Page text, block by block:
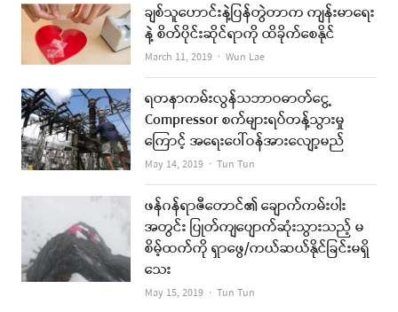
ချစ်သူဟောင်းနဲ့ပြန်တွဲတာက ကျန်းမာရေး
နဲ့ စိတ်ပိုင်းဆိုင်ရာကို ထိခိုက်စေနိုင်
March 11, 2019 Author
Wun Lae
ရတနာကမ်းလွန်သဘာဝဓာတ်ငွေ့
Compressor စက်များရပ်တန့်သွားမှု
ကြောင့် အရေးပေါ်ဝန်အားလျော့မည်
May 14, 2019 Author
Tun Tun
ဖန်ဂန်ရာဇီတောင်၏ ချောက်ကမ်းပါး
အတွင်း ပြုတ်ကျပျောက်ဆုံးသွားသည့် မ
စိမ့်ထက်ကို ရှာဖွေ/ကယ်ဆယ်နိုင်ခြင်းမရှိ
သေး
May 15, 2019 Author
Tun Tun